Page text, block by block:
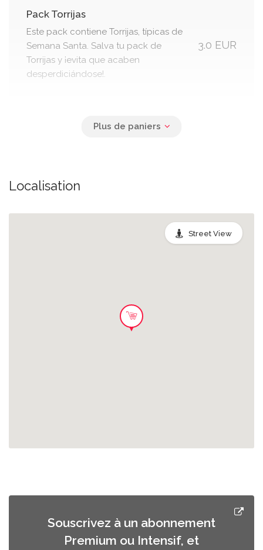
Pack Torrijas
Este pack contiene Torrijas, típicas de
Semana Santa. Salva tu pack de
Torrijas y ¡evita que acaben
desperdiciándose!.
3.0 EUR
Pack Rosquillas
excedente diario.
Localisation
Street View
Souscrivez à un abonnement
Premium ou Intensif, et